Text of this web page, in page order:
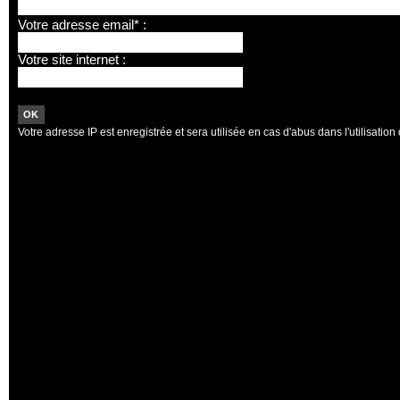
Votre adresse email* :
Votre site internet :
Votre adresse IP est enregistrée et sera utilisée en cas d'abus dans l'utilisation